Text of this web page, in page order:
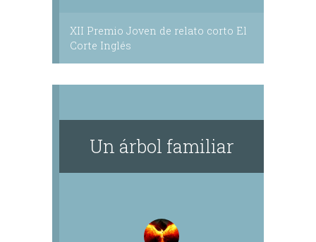
XII Premio Joven de relato corto El
Corte Inglés
Un árbol familiar